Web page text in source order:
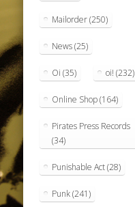
Mailorder(250)
News(25)
Oi (35) oi! (232)
Online Shop(164)
Pirates Press Records
(34)
Punishable Act(28)
Punk(241)